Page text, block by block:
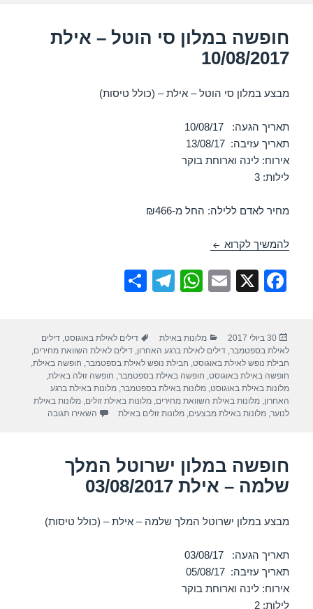
חופשה במלון סי הוטל – אילת
10/08/2017
מבצע במלון סי הוטל – אילת – (כולל טיסות)
תאריך הגעה: 10/08/17
תאריך עזיבה: 13/08/17
אירוח: לינה וארוחת בוקר
לילות: 3
מחיר לאדם ללילה: החל מ-₪466
להמשיך לקרוא חופשה במלון סי הוטל – אילת 10/08/2017
F
e
b
o
o
X
E
W
s
A
p
p
T
gr
a
m
e
פורסם
בתאריך
30 ביולי 2017 קטגוריות
מלונות באילת תגיות
דילים לאילת באוגוסט ,דילים
לאילת בספטמבר ,דילים לאילת ברגע האחרון ,דילים לאילת השוואת מחירים
חבילת נופש לאילת באוגוסט חבילת נופש לאילת בספטמבר חופשה באילת
חופשה באילת באוגוסט חופשה באילת בספטמבר חופשה זולה באילת
מלונות באילת באוגוסט ,מלונות באילת בספטמבר ,מלונות באילת ברגע
האחרון ,מלונות באילת השוואת מחירים ,מלונות באילת זולים ,מלונות באילת
לנוער ,מלונות באילת מבצעים ,מלונות זולים באילת השאירו תגובה
חופשה במלון ישרוטל המלך
שלמה – אילת 03/08/2017
מבצע במלון ישרוטל המלך שלמה – אילת – (כולל טיסות)
תאריך הגעה: 03/08/17
תאריך עזיבה: 05/08/17
אירוח: לינה וארוחת בוקר
לילות: 2